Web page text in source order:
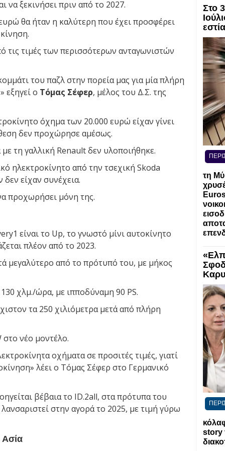
Στο
τη
story
να ξεκινήσει πριν από το 2027.
θα ήταν η καλύτερη που έχει προσφέρει
τις τιμές των περισσότερων ανταγωνιστών
του παζλ στην πορεία μας για μία πλήρη
εξηγεί ο Τόμας Σέφερ, μέλος του Δ.Σ. της
όχημα των 20.000 ευρώ είχαν γίνει
δεν προχώρησε αμέσως.
τη γαλλική Renault δεν υλοποιήθηκε.
ηλεκτροκίνητο από την τσεχική Skoda
είχαν συνέχεια.
προχωρήσει μόνη της.
είναι το Up, το γνωστό μίνι αυτοκίνητο
πλέον από το 2023.
μεγαλύτερο από το πρότυπό του, με μήκος
χλμ./ώρα, με ιπποδύναμη 90 PS.
τα 250 χιλιόμετρα μετά από πλήρη
στο νέο μοντέλο.
οχήματα σε προσιτές τιμές, γιατί
λέει ο Τόμας Σέφερ στο Γερμανικό
βέβαια το ID.2all, στα πρότυπα του
στην αγορά το 2025, με τιμή γύρω